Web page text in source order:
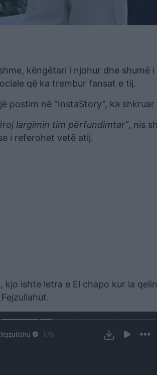
këngëtari i njohur dhe shumë
që ka trembur fansat e tij.
postim në “InstaStory”, ka
largimin tim përfundimtar”, nis
i referohet vetë atij.
kjo ishte letra e El chapo kur la